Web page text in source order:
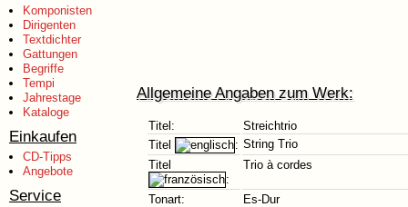
Komponisten
Dirigenten
Textdichter
Gattungen
Begriffe
Tempi
Jahrestage
Kataloge
Einkaufen
CD-Tipps
Angebote
Service
Allgemeine Angaben zum Werk:
Titel:
Streichtrio
Titel
: String Trio
Titel
:
Trio à cordes
Tonart:
Es-Dur